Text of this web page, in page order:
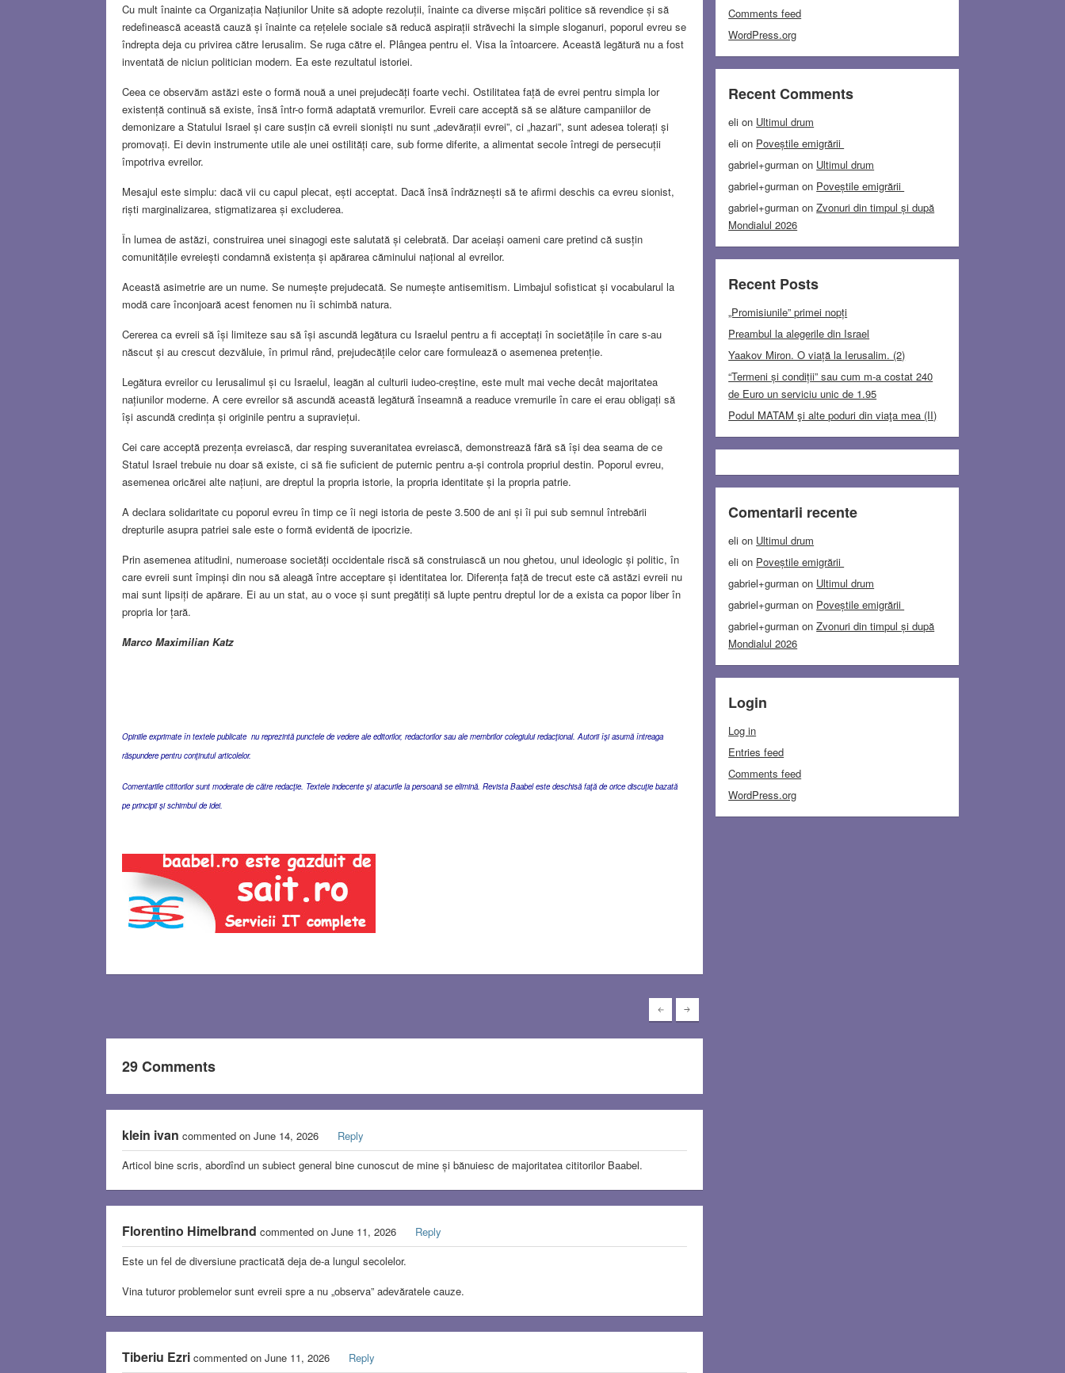
Cu mult înainte ca Organizația Națiunilor Unite să adopte rezoluții, înainte ca diverse mișcări politice să revendice și să
redefinească această cauză și înainte ca rețelele sociale să reducă aspirații străvechi la simple sloganuri, poporul evreu se
îndrepta deja cu privirea către Ierusalim. Se ruga către el. Plângea pentru el. Visa la întoarcere. Această legătură nu a fost
inventată de niciun politician modern. Ea este rezultatul istoriei.
Ceea ce observăm astăzi este o formă nouă a unei prejudecăți foarte vechi. Ostilitatea față de evrei pentru simpla lor
existență continuă să existe, însă într-o formă adaptată vremurilor. Evreii care acceptă să se alăture campaniilor de
demonizare a Statului Israel și care susțin că evreii sioniști nu sunt „adevărații evrei”, ci „hazari”, sunt adesea tolerați și
promovați. Ei devin instrumente utile ale unei ostilități care, sub forme diferite, a alimentat secole întregi de persecuții
împotriva evreilor.
Mesajul este simplu: dacă vii cu capul plecat, ești acceptat. Dacă însă îndrăznești să te afirmi deschis ca evreu sionist,
riști marginalizarea, stigmatizarea și excluderea.
În lumea de astăzi, construirea unei sinagogi este salutată și celebrată. Dar aceiași oameni care pretind că susțin
comunitățile evreiești condamnă existența și apărarea căminului național al evreilor.
Această asimetrie are un nume. Se numește prejudecată. Se numește antisemitism. Limbajul sofisticat și vocabularul la
modă care înconjoară acest fenomen nu îi schimbă natura.
Cererea ca evreii să își limiteze sau să își ascundă legătura cu Israelul pentru a fi acceptați în societățile în care s-au
născut și au crescut dezvăluie, în primul rând, prejudecățile celor care formulează o asemenea pretenție.
Legătura evreilor cu Ierusalimul și cu Israelul, leagăn al culturii iudeo-creștine, este mult mai veche decât majoritatea
națiunilor moderne. A cere evreilor să ascundă această legătură înseamnă a readuce vremurile în care ei erau obligați să
își ascundă credința și originile pentru a supraviețui.
Cei care acceptă prezența evreiască, dar resping suveranitatea evreiască, demonstrează fără să își dea seama de ce
Statul Israel trebuie nu doar să existe, ci să fie suficient de puternic pentru a-și controla propriul destin. Poporul evreu,
asemenea oricărei alte națiuni, are dreptul la propria istorie, la propria identitate și la propria patrie.
A declara solidaritate cu poporul evreu în timp ce îi negi istoria de peste 3.500 de ani și îi pui sub semnul întrebării
drepturile asupra patriei sale este o formă evidentă de ipocrizie.
Prin asemenea atitudini, numeroase societăți occidentale riscă să construiască un nou ghetou, unul ideologic și politic, în
care evreii sunt împinși din nou să aleagă între acceptare și identitatea lor. Diferența față de trecut este că astăzi evreii nu
mai sunt lipsiți de apărare. Ei au un stat, au o voce și sunt pregătiți să lupte pentru dreptul lor de a exista ca popor liber în
propria lor țară.
Marco Maximilian Katz
Opiniile exprimate în textele publicate nu reprezintă punctele de vedere ale editorilor, redactorilor sau ale membrilor colegiului redacţional. Autorii îşi asumă întreaga
răspundere pentru conţinutul articolelor.
Comentariile cititorilor sunt moderate de către redacţie. Textele indecente şi atacurile la persoană se elimină. Revista Baabel este deschisă faţă de orice discuţie bazată
pe principii şi schimbul de idei.
29 Comments
klein ivan commented on June 14, 2026
Reply
Articol bine scris, abordînd un subiect general bine cunoscut de mine și bănuiesc de majoritatea cititorilor Baabel.
Florentino Himelbrand commented on June 11, 2026
Reply
Este un fel de diversiune practicată deja de-a lungul secolelor.
Vina tuturor problemelor sunt evreii spre a nu „observa” adevăratele cauze.
Tiberiu Ezri commented on June 11, 2026 Reply
Comments feed
WordPress.org
Recent Comments
eli on Ultimul drum
eli on Poveștile emigrării
gabriel+gurman on Ultimul drum
gabriel+gurman on Poveștile emigrării
gabriel+gurman onZvonuri din timpul și după
Mondialul 2026
Recent Posts
„Promisiunile” primei nopți
Preambul la alegerile din Israel
Yaakov Miron. O viață la Ierusalim. (2)
“Termeni și condiții” sau cum m-a costat 240
de Euro un serviciu unic de 1.95
Podul MATAM şi alte poduri din viaţa mea (II)
Comentarii recente
eli on Ultimul drum
eli on Poveștile emigrării
gabriel+gurman on Ultimul drum
gabriel+gurman on Poveștile emigrării
gabriel+gurman onZvonuri din timpul și după
Mondialul 2026
Login
Log in
Entries feed
Comments feed
WordPress.org